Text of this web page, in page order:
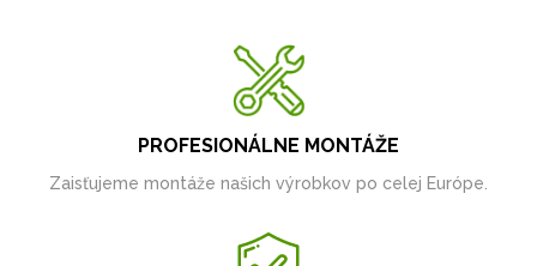
PROFESIONÁLNE MONTÁŽE
Zaisťujeme montáže našich výrobkov po celej Európe.